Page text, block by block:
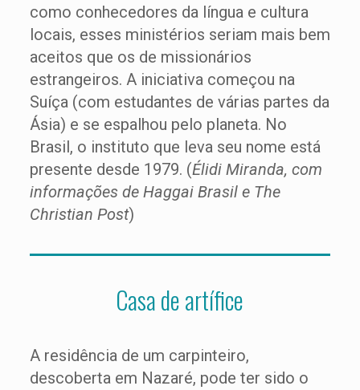
como conhecedores da língua e cultura
locais, esses ministérios seriam mais bem
aceitos que os de missionários
estrangeiros. A iniciativa começou na
Suíça (com estudantes de várias partes da
Ásia) e se espalhou pelo planeta. No
Brasil, o instituto que leva seu nome está
presente desde 1979. (Élidi Miranda, com
informações de Haggai Brasil e The
Christian Post)
Casa de artífice
A residência de um carpinteiro,
descoberta em Nazaré, pode ter sido o